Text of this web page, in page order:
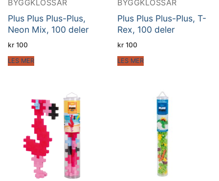
BYGGKLOSSAR
Plus Plus Plus-Plus,
Neon Mix, 100 deler
kr 100
LES MER
BYGGKLOSSAR
Plus Plus Plus-Plus, T-
Rex, 100 deler
kr 100
LES MER